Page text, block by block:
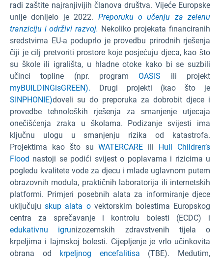
radi zaštite najranjivijih članova društva. Vijeće Europske
unije donijelo je 2022. Preporuku o učenju za zelenu
tranziciju i održivi razvoj. Nekoliko projekata financiranih
sredstvima EU-a poduprlo je provedbu prirodnih rješenja
čiji je cilj pretvoriti prostore koje posjećuju djeca, kao što
su škole ili igrališta, u hladne otoke kako bi se suzbili
učinci topline (npr. program OASIS ili projekt
myBUILDINGisGREEN). Drugi projekti (kao što je
SINPHONIE)doveli su do preporuka za dobrobit djece i
provedbe tehnoloških rješenja za smanjenje utjecaja
onečišćenja zraka u školama. Podizanje svijesti ima
ključnu ulogu u smanjenju rizika od katastrofa.
Projektima kao što suWATERCARE ili Hull Children’s
Flood nastoji se podići svijest o poplavama i rizicima u
pogledu kvalitete vode za djecu i mlade uglavnom putem
obrazovnih modula, praktičnih laboratorija ili internetskih
platformi. Primjeri posebnih alata za informiranje djece
uključujuskup alata ovektorskim bolestima Europskog
centra za sprečavanje i kontrolu bolesti (ECDC) i
edukativnu igrunizozemskih zdravstvenih tijela o
krpeljima i lajmskoj bolesti. Cijepljenje je vrlo učinkovita
obrana od krpeljnog encefalitisa (TBE). Međutim,